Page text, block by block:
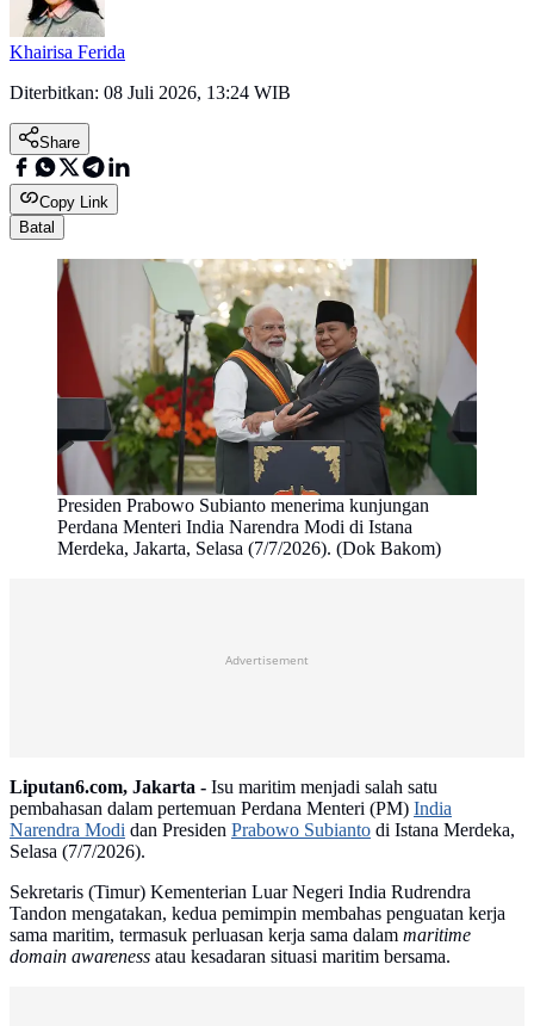
Khairisa Ferida
Diterbitkan: 08 Juli 2026, 13:24 WIB
Share
Copy Link
Batal
Presiden Prabowo Subianto menerima kunjungan
Perdana Menteri India Narendra Modi di Istana
Merdeka, Jakarta, Selasa (7/7/2026). (Dok Bakom)
Advertisement
Liputan6.com, Jakarta - Isu maritim menjadi salah satu
pembahasan dalam pertemuan Perdana Menteri (PM) India
Narendra Modi dan Presiden Prabowo Subianto di Istana Merdeka,
Selasa (7/7/2026).
Sekretaris (Timur) Kementerian Luar Negeri India Rudrendra
Tandon mengatakan, kedua pemimpin membahas penguatan kerja
sama maritim, termasuk perluasan kerja sama dalam maritime
domain awareness atau kesadaran situasi maritim bersama.